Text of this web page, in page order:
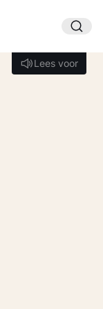
Lees voor
Lees voor